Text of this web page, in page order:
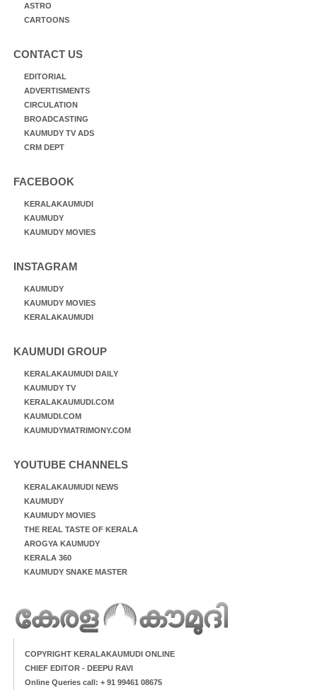
ASTRO
CARTOONS
CONTACT US
EDITORIAL
ADVERTISMENTS
CIRCULATION
BROADCASTING
KAUMUDY TV ADS
CRM DEPT
FACEBOOK
KERALAKAUMUDI
KAUMUDY
KAUMUDY MOVIES
INSTAGRAM
KAUMUDY
KAUMUDY MOVIES
KERALAKAUMUDI
KAUMUDI GROUP
KERALAKAUMUDI DAILY
KAUMUDY TV
KERALAKAUMUDI.COM
KAUMUDI.COM
KAUMUDYMATRIMONY.COM
YOUTUBE CHANNELS
KERALAKAUMUDI NEWS
KAUMUDY
KAUMUDY MOVIES
THE REAL TASTE OF KERALA
AROGYA KAUMUDY
KERALA 360
KAUMUDY SNAKE MASTER
COPYRIGHT KERALAKAUMUDI ONLINE
CHIEF EDITOR - DEEPU RAVI
Online Queries call: + 91 99461 08675